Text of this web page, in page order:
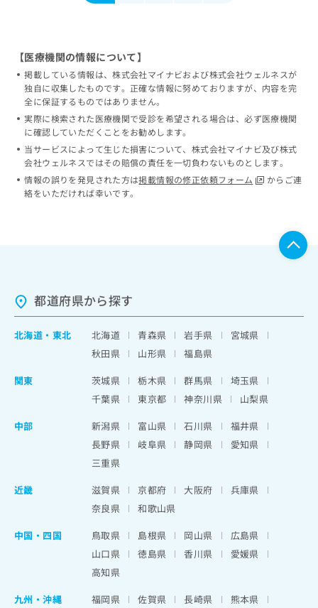
【医療機関の情報について】
掲載している情報は、株式会社マイナビおよび株式会社ウェルネスが
独自に収集したものです。正確な情報に努めておりますが、内容を完
全に保証するものではありません。
実際に検索された医療機関で受診を希望される場合は、必ず医療機関
に確認していただくことをお勧めします。
当サービスによって生じた損害について、株式会社マイナビ及び株式
会社ウェルネスではその賠償の責任を一切負わないものとします。
情報の誤りを発見された方は掲載情報の修正依頼フォーム
からご連
絡をいただければ幸いです。
都道府県から探す
北海道 ・ 東北 北海道 青森県 岩手県
宮城県
秋田県
山形県
福島県
関東
茨城県 栃木県 群馬県
埼玉県
千葉県
東京都 神奈川県
山梨県
中部
新潟県 富山県 石川県
福井県
長野県
岐阜県 静岡県
愛知県
三重県
近畿
滋賀県 京都府 大阪府
兵庫県
奈良県
和歌山県
中国・四国
鳥取県 島根県 岡山県
広島県
山口県
徳島県 香川県
愛媛県
高知県
九州・沖縄
福岡県 佐賀県 長崎県 熊本県